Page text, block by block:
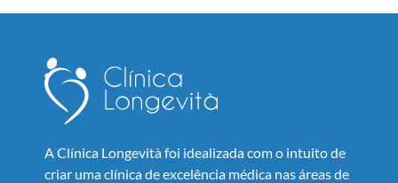
A Clínica Longevità foi idealizada com o intuito de
criar uma clínica de excelência médica nas áreas de